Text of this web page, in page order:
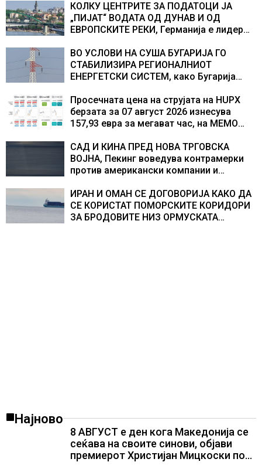
учесниците во бомбардирањето го
доживуваа овој настан што го промени
текот на историјата
КОЛКУ ЦЕНТРИТЕ ЗА ПОДАТОЦИ ЈА
„ПИЈАТ“ ВОДАТА ОД ДУНАВ И ОД
ЕВРОПСКИТЕ РЕКИ, Германија е лидер
центри за податоци
ВО УСЛОВИ НА СУША БУГАРИЈА ГО
СТАБИЛИЗИРА РЕГИОНАЛНИОТ
ЕНЕРГЕТСКИ СИСТЕМ, како Бугарија
складирање на енергија од батерии
Просечната цена на струјата на HUPX
берзата за 07 август 2026 изнесува
157,93 евра за мегават час, на МЕМО
САД И КИНА ПРЕД НОВА ТРГОВСКА
ВОЈНА, Пекинг воведува контрамерки
против американски компании и
ИРАН И ОМАН СЕ ДОГОВОРИЈА КАКО ДА
СЕ КОРИСТАТ ПОМОРСКИТЕ КОРИДОРИ
ЗА БРОДОВИТЕ НИЗ ОРМУСКАТА
Најново
8 АВГУСТ е ден кога Македонија се
сеќава на своите синови, објави
премиерот Христијан Мицкоски по